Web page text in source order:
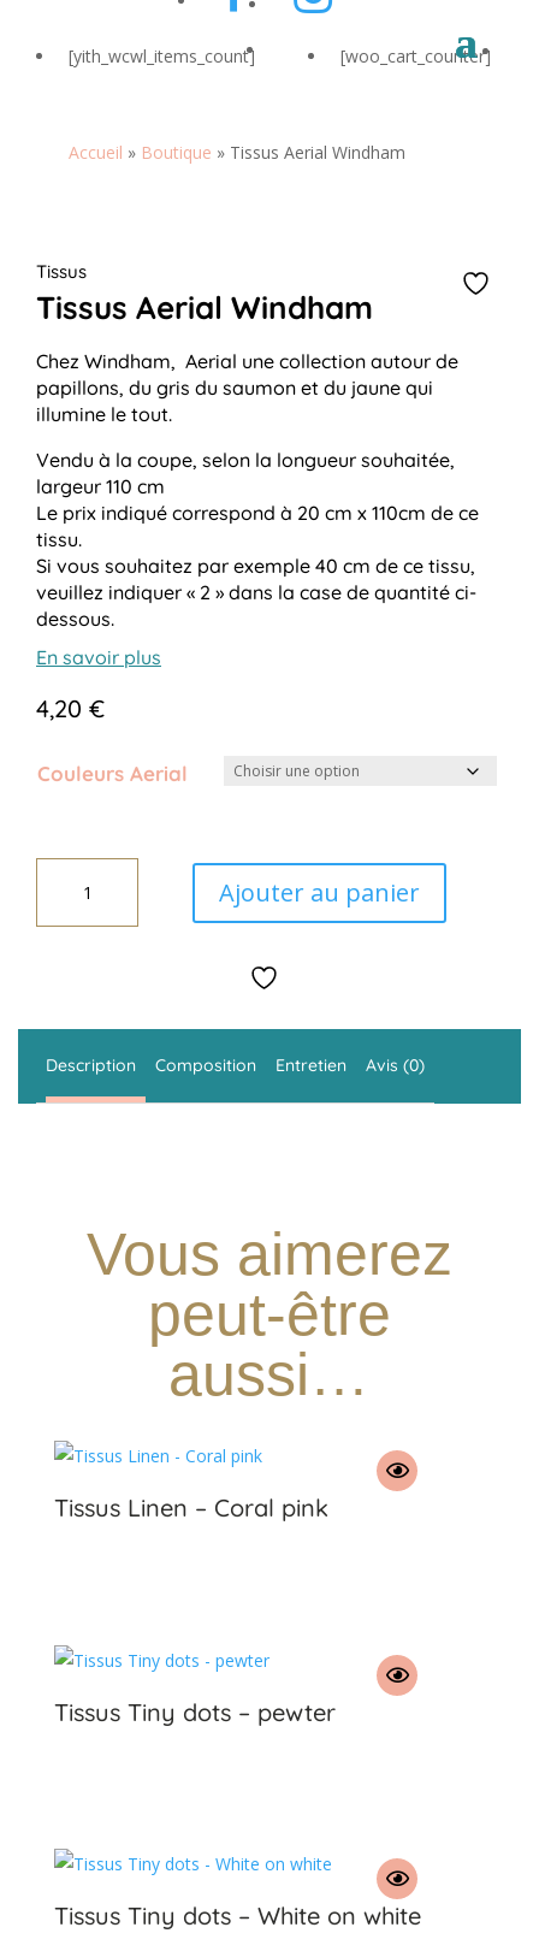
[yith_wcwl_items_count] [woo_cart_counter]
Accueil » Boutique » Tissus Aerial Windham
Tissus
Tissus Aerial Windham
Chez Windham, Aerial une collection autour de
papillons, du gris du saumon et du jaune qui
illumine le tout.
Vendu à la coupe, selon la longueur souhaitée,
largeur 110 cm
Le prix indiqué correspond à 20 cm x 110cm de ce
tissu.
Si vous souhaitez par exemple 40 cm de ce tissu,
veuillez indiquer « 2 » dans la case de quantité ci-
dessous.
En savoir plus
4,20 €
Couleurs Aerial
quantité
de
Ajouter au panier
Description Composition Entretien Avis (0)
Vous aimerez
peut-être
aussi…
Tissus Linen – Coral pink
Tissus Tiny dots – pewter
Tissus Tiny dots – White on white